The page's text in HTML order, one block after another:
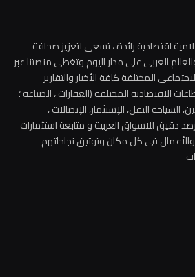
اقتصادية رائدة ، تسعى لتعزيز صحافة
العربي على مدار اليوم وتغطي منصتنا عبر
المختلفة كافة الأخبار والتقارير
الاقتصادية المختلفة (العقارات ، الصناعة ؛
السياحة النقل، الإستثمار، الإتصالات ،
دقيق للاسواق العربية و متابعة استثمارات
في كل مكان وتوثيق نجاحاتهم